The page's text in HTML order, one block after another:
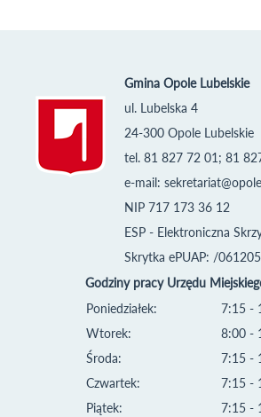
Gmina Opole Lubelskie
ul. Lubelska 4
24-300 Opole Lubelskie
tel. 81 827 72 01; 81
e-mail:
NIP 717 173 36 12
ESP - Elektroniczna
Skrytka ePUAP: /
Godziny pracy Urzędu
Poniedziałek:
Wtorek:
Środa:
Czwartek:
Piątek:
7:15 -
8:00 -
7:15 -
7:15 -
7:15 -